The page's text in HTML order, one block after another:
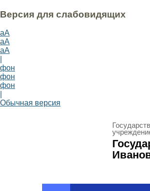
Версия для слабовидящих
aA
aA
aA
фон
фон
фон
Обычная версия